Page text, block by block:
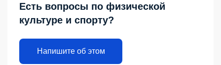
Есть вопросы по физической
культуре и спорту?
Напишите об этом